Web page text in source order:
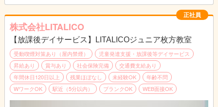
↓
個別支援計画の作成
お子さまひとり一人に6か月間の個別支援計画を作成していま
す。
↓
お昼|休憩・ランチタイムです。
↓
指導
個別支援計画に基づきお子さまに指導を実施します。
個別指導では45分の指導をし、小集団指導では1時間半～3時間
の指導をします。
正社員
株式会社LITALICO
【放課後デイサービス】LITALICOジュニア枚方教室
受動喫煙対策あり（屋内禁煙）
児童発達支援・放課後等デイサービス
昇給あり
賞与あり 社会保険完備
交通費支給あり
年間休日120日以上
残業ほぼなし 未経験OK
年齢不問
WワークOK
駅近（5分以内） ブランクOK WEB面接OK